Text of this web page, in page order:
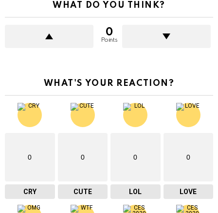
WHAT DO YOU THINK?
0
Points
WHAT'S YOUR REACTION?
0
CRY
0
CUTE
0
LOL
0
LOVE